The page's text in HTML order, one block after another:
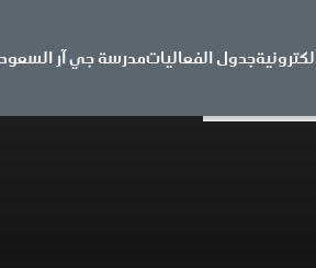
جدول الفعالياتمدرسة جي آر